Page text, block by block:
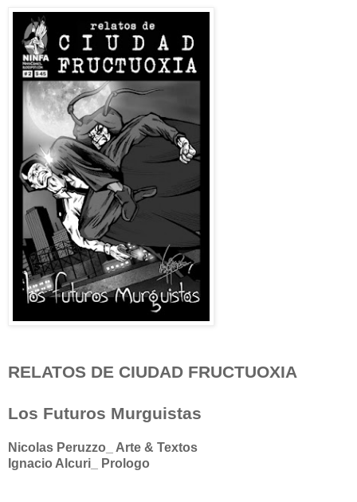
RELATOS DE CIUDAD FRUCTUOXIA
Los Futuros Murguistas
Nicolas Peruzzo_ Arte & Textos
Ignacio Alcuri_ Prologo